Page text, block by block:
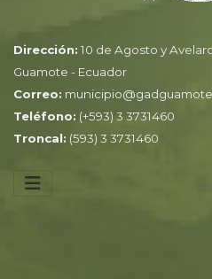
Dirección: 10 de Agosto y
Guamote - Ecuador
Correo:
Teléfono: (+593) 3 3731460
Troncal: (593) 3 3731460